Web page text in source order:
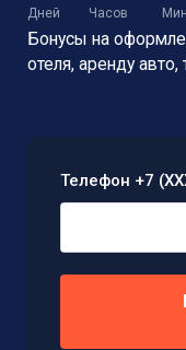
Дней Часов
Бонусы на
отеля, аренду авто,
Телефон +7